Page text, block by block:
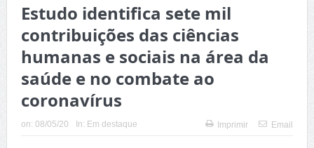
Estudo identifica sete mil
contribuições das ciências
humanas e sociais na área da
saúde e no combate ao
coronavírus
on: 08/05/20 In: Em destaque Imprimir Email